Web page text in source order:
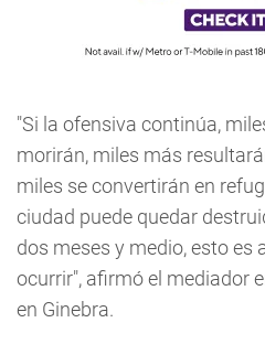
"Si la ofensiva continúa,
morirán, miles más
miles se convertirán en
ciudad puede quedar
dos meses y medio, esto es
ocurrir", afirmó el mediador
en Ginebra.